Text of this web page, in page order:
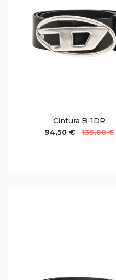
Cintura B-1DR
94,50 €
135,00 €